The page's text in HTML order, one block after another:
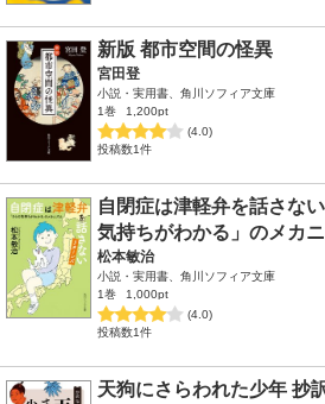
新版 都市空間の怪異
宮田登
小説・実用書、角川ソフィア文庫
1巻
1,200pt
(4.0)
投稿数1件
自閉症は津軽弁を話さな
気持ちがわかる」のメカ
松本敏治
小説・実用書、角川ソフィア文庫
1巻
1,000pt
(4.0)
投稿数1件
天狗にさらわれた少年 抄